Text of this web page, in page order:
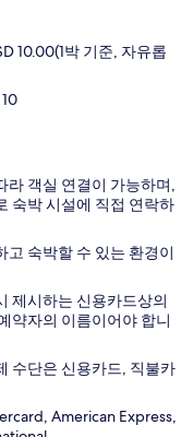
10.00(1박 기준, 자유롭
라 객실 연결이 가능하며,
숙박 시설에 직접 연락하
고 숙박할 수 있는 환경이
제시하는 신용카드상의
약자의 이름이어야 합니
수단은 신용카드, 직불카
American Express,